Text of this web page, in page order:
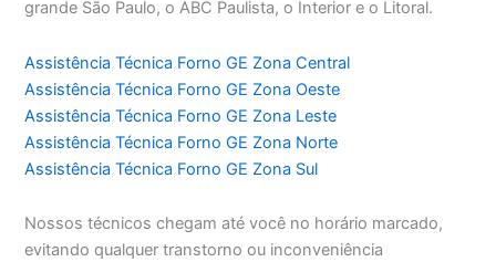
grande São Paulo, o ABC Paulista, o Interior e o Litoral.
Assistência Técnica Forno GE Zona Central
Assistência Técnica Forno GE Zona Oeste
Assistência Técnica Forno GE Zona Leste
Assistência Técnica Forno GE Zona Norte
Assistência Técnica Forno GE Zona Sul
Nossos técnicos chegam até você no horário marcado,
evitando qualquer transtorno ou inconveniência